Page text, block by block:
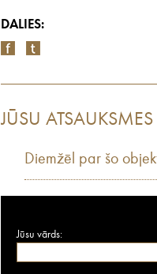
DALIES:
JŪSU ATSAUKSMES
Diemžēl par šo
Jūsu vārds: